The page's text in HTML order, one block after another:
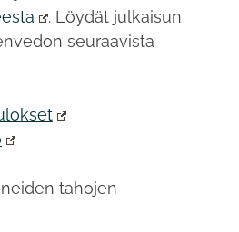
. Löydät julkaisun
seuraavista
tahojen